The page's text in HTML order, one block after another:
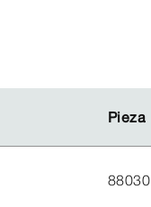
Pieza
Pieza
88030